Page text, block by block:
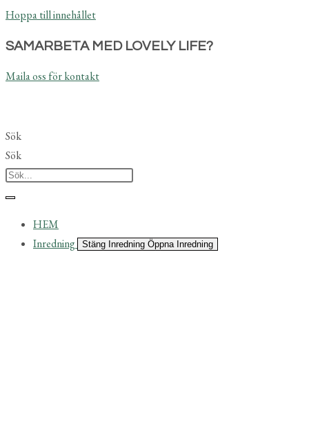
Hoppa till innehållet
SAMARBETA MED LOVELY LIFE?
Maila oss för kontakt
Sök
Sök
HEM
Inredning
Stäng Inredning Öppna Inredning